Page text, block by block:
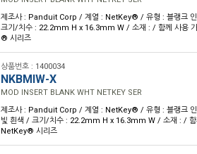
제조사 : Panduit Corp / 계열 : NetKey® / 유형 : 블랭크
크기/치수 : 22.2mm H x 16.3mm W / 소재 : / 함께 사용
® 시리즈
상품번호 : 1400034
NKBMIW-X
MOD INSERT BLANK WHT NETKEY SER
제조사 : Panduit Corp / 계열 : NetKey® / 유형 : 블랭크 인
빛 흰색 / 크기/치수 : 22.2mm H x 16.3mm W / 소재 : / 함
NetKey® 시리즈